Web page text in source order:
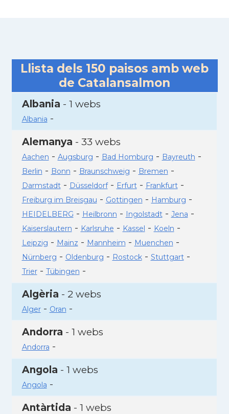
Llista dels 150 paisos amb web
de Catalansalmon
Albania - 1 webs
Albania -
Alemanya - 33 webs
Aachen - Augsburg - Bad Homburg - Bayreuth -
Berlin - Bonn - Braunschweig - Bremen -
Darmstadt- Düsseldorf- Erfurt- Frankfurt-
Freiburg im Breisgau - Gottingen - Hamburg -
HEIDELBERG - Heilbronn - Ingolstadt- Jena -
Kaiserslautern - Karlsruhe - Kassel - Koeln -
Leipzig - Mainz - Mannheim - Muenchen -
Nürnberg - Oldenburg - Rostock- Stuttgart-
Trier- Tübingen -
Algèria - 2 webs
Alger- Oran -
Andorra - 1 webs
Andorra -
Angola - 1 webs
Angola -
Antàrtida - 1 webs